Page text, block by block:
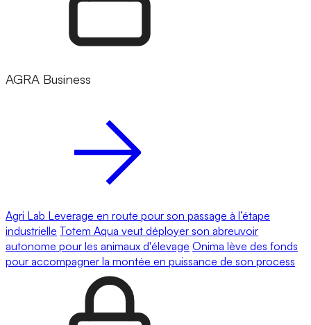
AGRA Business
Agri Lab Leverage en route pour son passage à l’étape
industrielle Totem Aqua veut déployer son abreuvoir
autonome pour les animaux d'élevage Onima lève des fonds
pour accompagner la montée en puissance de son process